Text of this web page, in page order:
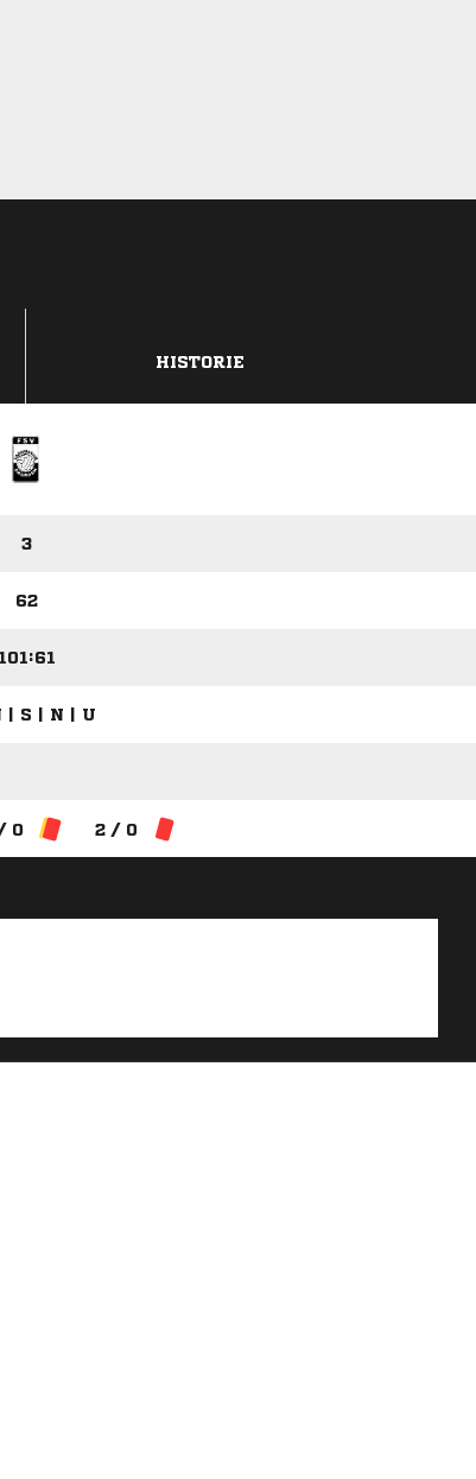
HISTORIE
3
62
101:61
| S | N | U
0 2 / 0